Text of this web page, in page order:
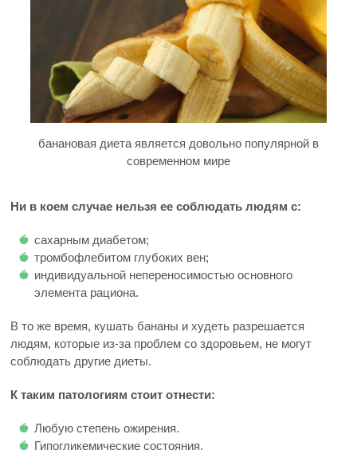
банановая диета является довольно популярной в
современном мире
Ни в коем случае нельзя ее соблюдать людям с:
сахарным диабетом;
тромбофлебитом глубоких вен;
индивидуальной непереносимостью основного
элемента рациона.
В то же время, кушать бананы и худеть разрешается
людям, которые из-за проблем со здоровьем, не могут
соблюдать другие диеты.
К таким патологиям стоит отнести:
Любую степень ожирения.
Гипогликемические состояния.